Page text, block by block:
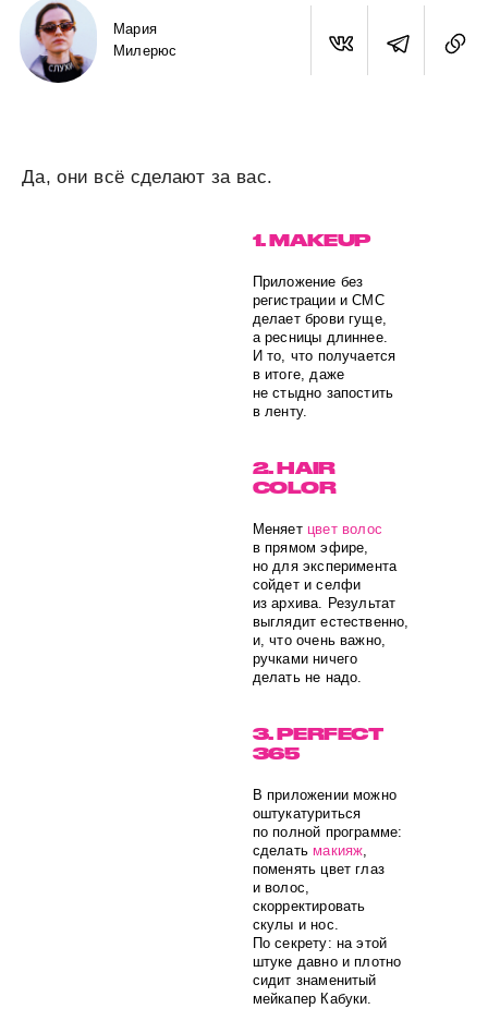
Мария
Милерюс
Да, они всё сделают за вас.
1. MAKEUP
Приложение без
регистрации и СМС
делает брови гуще,
а ресницы длиннее.
И то, что получается
в итоге, даже
не стыдно запостить
в ленту.
2. HAIR
COLOR
Меняет цвет волос
в прямом эфире,
но для эксперимента
сойдет и селфи
из архива. Результат
выглядит естественно,
и, что очень важно,
ручками ничего
делать не надо.
3. PERFECT
365
В приложении можно
оштукатуриться
по полной программе:
сделать макияж,
поменять цвет глаз
и волос,
скорректировать
скулы и нос.
По секрету: на этой
штуке давно и плотно
сидит знаменитый
мейкапер Кабуки.